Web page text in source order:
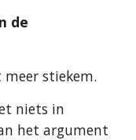
de
stiekem.
niets in
het argument